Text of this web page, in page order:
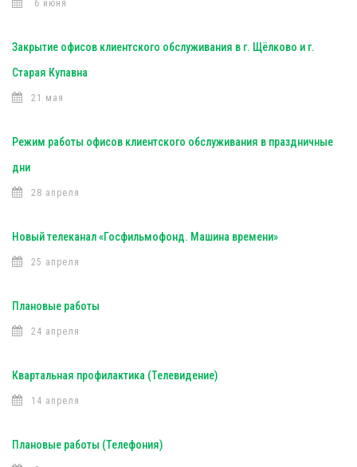
6 июня
Закрытие офисов клиентского обслуживания в г. Щёлково и г.
Старая Купавна
21 мая
Режим работы офисов клиентского обслуживания в праздничные
дни
28 апреля
Новый телеканал «Госфильмофонд. Машина времени»
25 апреля
Плановые работы
24 апреля
Квартальная профилактика (Телевидение)
14 апреля
Плановые работы (Телефония)